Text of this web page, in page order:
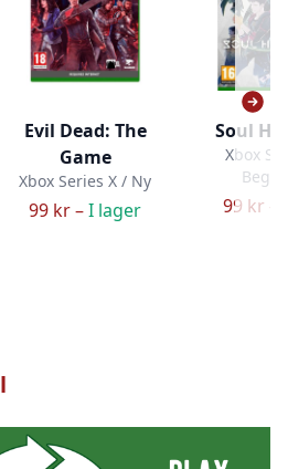
Evil Dead: The
Game
Xbox Series X / Ny
99 kr –I lager
Soul
Xbox
99 kr –